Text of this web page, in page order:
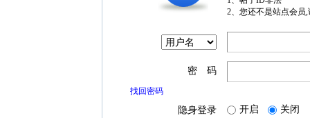
2、您还不是站点会员
密 码
找回密码
隐身登录 开启 关闭